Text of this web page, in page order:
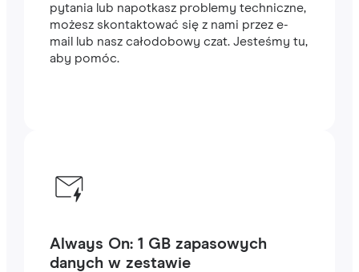
pytania lub napotkasz problemy techniczne,
możesz skontaktować się z nami przez e-
mail lub nasz całodobowy czat. Jesteśmy tu,
aby pomóc.
Always On: 1 GB zapasowych
danych w zestawie